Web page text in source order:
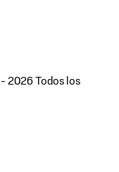
2026 Todos los